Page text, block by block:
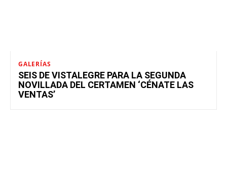
GALERÍAS
SEIS DE VISTALEGRE PARA LA SEGUNDA
NOVILLADA DEL CERTAMEN ‘CÉNATE LAS
VENTAS’